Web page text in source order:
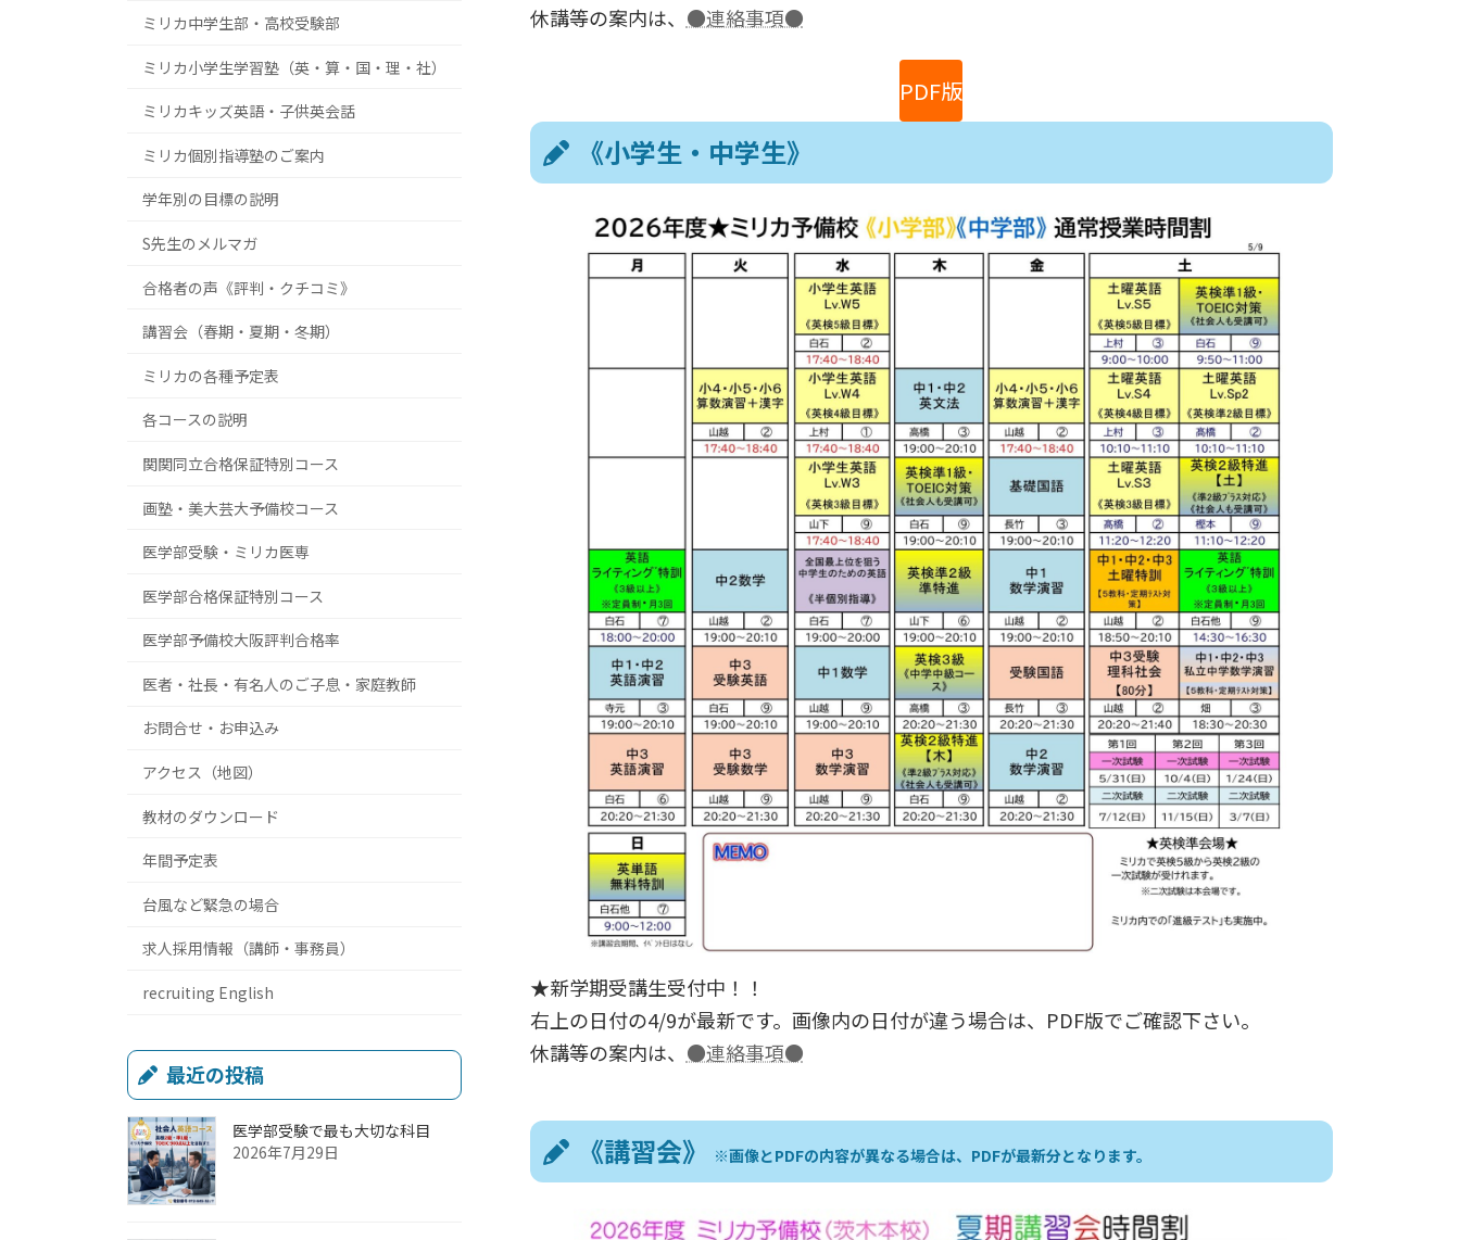
休講等の案内は、 ●連絡事項●
PDF版
《小学生・中学生》
★新学期受講生受付中！！
右上の日付の4/9が最新です。画像内の日付が違う場合は、PDF版でご確認下さい。
休講等の案内は、 ●連絡事項●
《講習会》 ※画像とPDFの内容が異なる場合は、PDFが最新分となります。
ミリカ中学生部・高校受験部
ミリカ小学生学習塾（英・算・国・理・社）
ミリカキッズ英語・子供英会話
ミリカ個別指導塾のご案内
学年別の目標の説明
S先生のメルマガ
合格者の声《評判・クチコミ》
講習会（春期・夏期・冬期）
ミリカの各種予定表
各コースの説明
関関同立合格保証特別コース
画塾・美大芸大予備校コース
医学部受験・ミリカ医専
医学部合格保証特別コース
医学部予備校大阪評判合格率
医者・社長・有名人のご子息・家庭教師
お問合せ・お申込み
アクセス（地図）
教材のダウンロード
年間予定表
台風など緊急の場合
求人採用情報（講師・事務員）
recruiting English
最近の投稿
医学部受験で最も大切な科目
2026年7月29日